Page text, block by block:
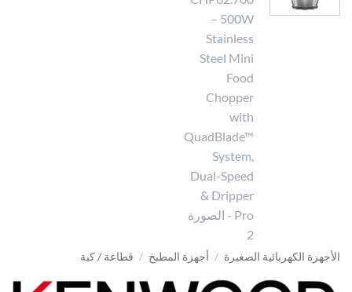
الأجهزة الكهربائية الصغيرة / أجهزة المطبخ / قطاعة / كبة